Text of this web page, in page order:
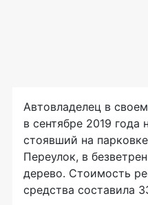
Автовладелец в
в сентябре 2019 года
стоявший на
Переулок, в
дерево. Стоимость
средства составила